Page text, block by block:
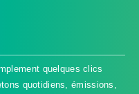
quelques clics
quotidiens, émissions,